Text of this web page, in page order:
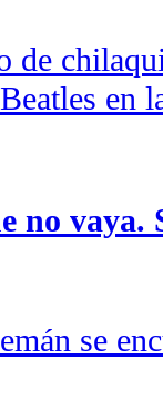
de
en
no vaya.
se